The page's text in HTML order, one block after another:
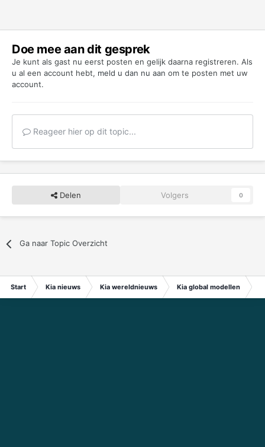
Doe mee aan dit gesprek
Je kunt als gast nu eerst posten en gelijk daarna registreren. Als
u al een account hebt, meld u dan nu aan om te posten met uw
account.
Reageer hier op dit topic...
Delen Volgers 0
Ga naar Topic Overzicht
Start Kia nieuws Kia wereldnieuws Kia global modellen